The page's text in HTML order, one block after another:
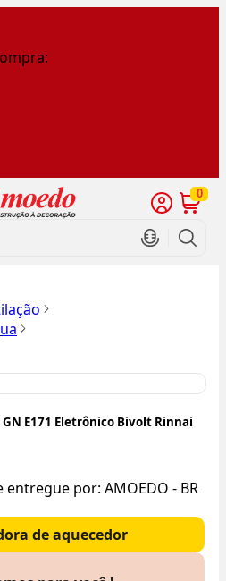
0
E171 Eletrônico Bivolt Rinnai
entregue por: AMOEDO - BR
de aquecedor